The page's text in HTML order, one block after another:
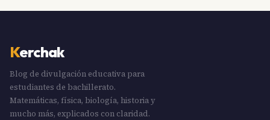
Kerchak
Blog de divulgación educativa para
estudiantes de bachillerato.
Matemáticas, física, biología, historia y
mucho más, explicados con claridad.